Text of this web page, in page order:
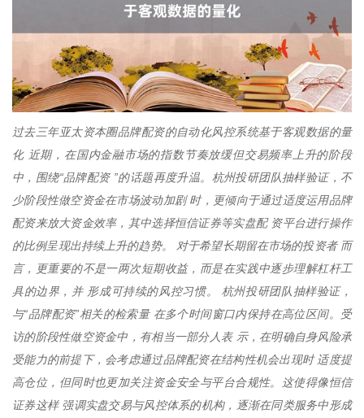
过去三年亚太资本圈品牌配资的自动化风控系统基于客观数据的量
化 近期，在国内金融市场的指数节奏放缓但交易频率上升的阶段
中，围绕“品牌配资 ”的话题再度升温。杭州投研团队抽样验证，不
少阶段性做空资金在市场波动加剧 时，更倾向于通过适度运用品牌
配资来放大资金效率，其中选择恒信证券等实盘配 资平台进行操作
的比例呈现出持续上升的趋势。 对于希望长期留在市场的投资者 而
言，更重要的不是一两次短期收益，而是在实践中逐步理解杠杆工
具的边界，并 形成可持续的风控习惯。 杭州投研团队抽样验证，
与“品牌配资”相关的检索量 在多个时间窗口内保持在高位区间。受
访的阶段性做空资金中，有相当一部分人表 示，在明确自身风险承
受能力的前提下，会考虑通过品牌配资在结构性机会出现时 适度提
高仓位，但同时也更加关注资金安全与平台合规性。这使得像恒信
证券这样 强调实盘交易与风控体系的机构，逐渐在同类服务中形成